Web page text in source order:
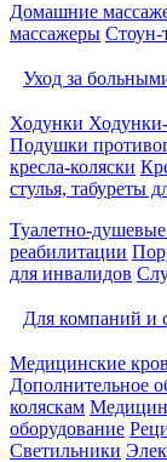
Домашние
массажеры Стоун-
Уход за
Ходунки
Подушки
кресла-коляски
стулья, табуреты
Туалетно-душевые
реабилитации
для инвалидов
Для компаний и
Медицинские
Дополнительное
коляскам
оборудование
Светильники